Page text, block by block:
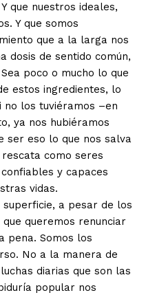
que nuestros ideales,
Y que somos
que a la larga nos
dosis de sentido común,
poco o mucho lo que
estos ingredientes, lo
no los tuviéramos –en
ya nos hubiéramos
ser eso lo que nos salva
como seres
y capaces
vidas.
a pesar de los
queremos renunciar
pena. Somos los
No a la manera de
diarias que son las
popular nos